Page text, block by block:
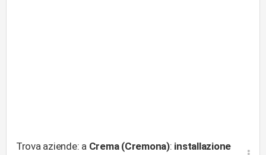
Trova aziende: a Crema (Cremona): installazione